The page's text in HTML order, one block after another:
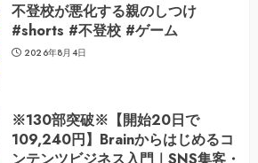
不登校が悪化する親のしつけ
#shorts #不登校 #ゲーム
2026年8月4日
※130部突破※【開始20日で
109,240円】Brainからはじめるコ